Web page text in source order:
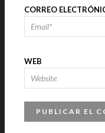
CORREO
WEB